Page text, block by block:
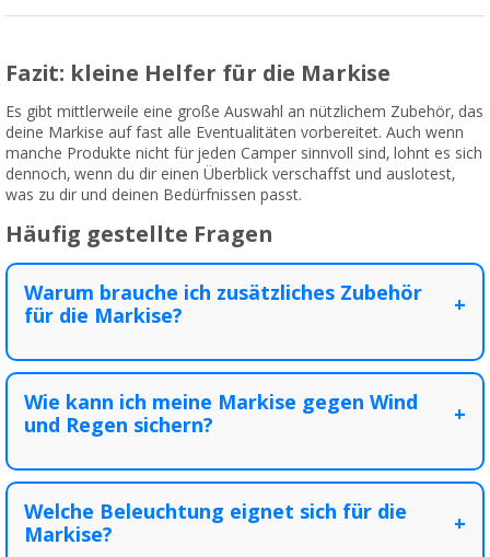
Fazit: kleine Helfer für die Markise
Es gibt mittlerweile eine große Auswahl an nützlichem Zubehör, das
deine Markise auf fast alle Eventualitäten vorbereitet. Auch wenn
manche Produkte nicht für jeden Camper sinnvoll sind, lohnt es sich
dennoch, wenn du dir einen Überblick verschaffst und auslotest,
was zu dir und deinen Bedürfnissen passt.
Häufig gestellte Fragen
Warum brauche ich zusätzliches Zubehör
für die Markise?
+
Wie kann ich meine Markise gegen Wind
und Regen sichern?
+
Welche Beleuchtung eignet sich für die
Markise?
+